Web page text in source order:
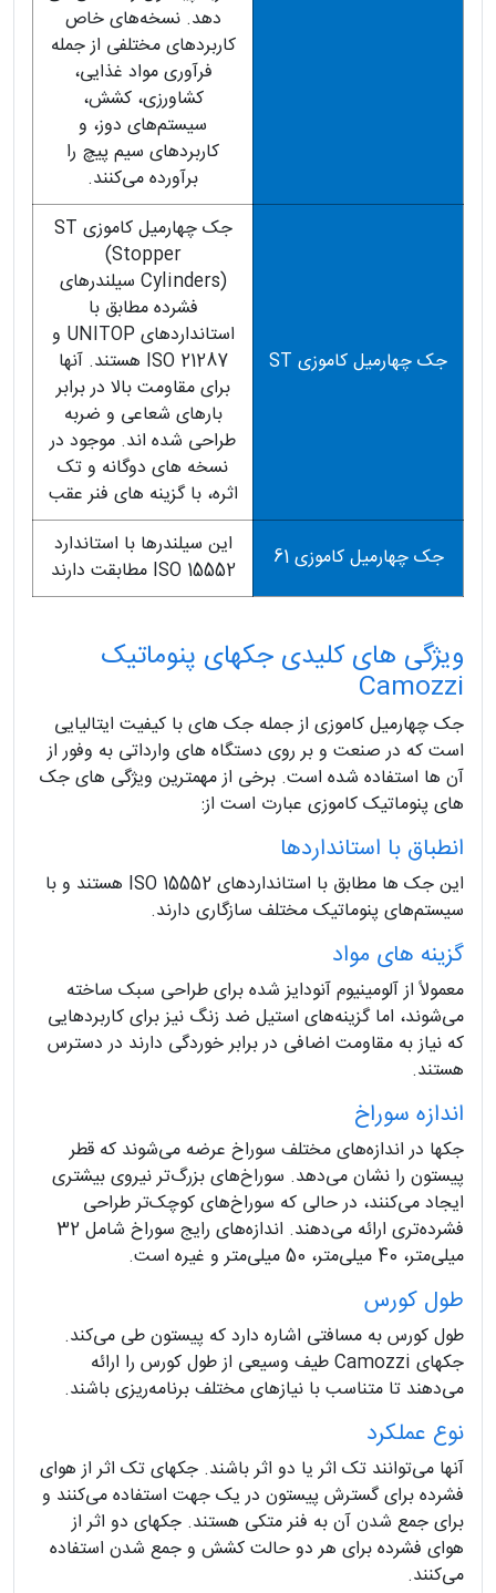
دهد. نسخه‌های خاص
کاربردهای مختلفی از جمله
فرآوری مواد غذایی،
کشاورزی، کشش،
سیستم‌های دوز، و
کاربردهای سیم‌ پیچ را
برآورده می‌کنند.
جک چهارمیل کاموزی ST
جک چهارمیل کاموزی ST
(Stopper
Cylinders) سیلندرهای
فشرده مطابق با
استانداردهای UNITOP و
ISO 21287 هستند. آنها
برای مقاومت بالا در برابر
بارهای شعاعی و ضربه
طراحی شده اند. موجود در
نسخه های دوگانه و تک
اثره، با گزینه های فنر عقب
جک چهارمیل کاموزی 61
این سیلندرها با استاندارد
ISO 15552 مطابقت دارند
ویژگی های کلیدی جکهای پنوماتیک
Camozzi
جک چهارمیل کاموزی از جمله جک های با کیفیت ایتالیایی
است که در صنعت و بر روی دستگاه های وارداتی به وفور از
آن ها استفاده شده است. برخی از مهمترین ویژگی های جک
های پنوماتیک کاموزی عبارت است از:
انطباق با استانداردها
این جک ها مطابق با استانداردهای ISO 15552 هستند و با
سیستم‌های پنوماتیک مختلف سازگاری دارند.
گزینه های مواد
معمولاً از آلومینیوم آنودایز شده برای طراحی سبک ساخته
می‌شوند، اما گزینه‌های استیل ضد زنگ نیز برای کاربردهایی
که نیاز به مقاومت اضافی در برابر خوردگی دارند در دسترس
هستند.
اندازه سوراخ
جکها در اندازه‌های مختلف سوراخ عرضه می‌شوند که قطر
پیستون را نشان می‌دهد. سوراخ‌های بزرگ‌تر نیروی بیشتری
ایجاد می‌کنند، در حالی که سوراخ‌های کوچک‌تر طراحی
فشرده‌تری ارائه می‌دهند. اندازه‌های رایج سوراخ شامل 32
میلی‌متر، 40 میلی‌متر، 50 میلی‌متر و غیره است.
طول کورس
طول کورس به مسافتی اشاره دارد که پیستون طی می‌کند.
جکهای Camozzi طیف وسیعی از طول کورس را ارائه
می‌دهند تا متناسب با نیازهای مختلف برنامه‌ریزی باشند.
نوع عملکرد
آنها می‌توانند تک اثر یا دو اثر باشند. جکهای تک اثر از هوای
فشرده برای گسترش پیستون در یک جهت استفاده می‌کنند و
برای جمع شدن آن به فنر متکی هستند. جکهای دو اثر از
هوای فشرده برای هر دو حالت کشش و جمع شدن استفاده
می‌کنند.